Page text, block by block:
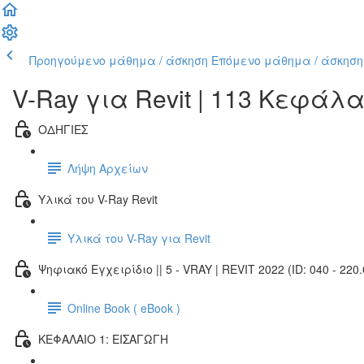
Προηγούμενο μάθημα / άσκηση Επόμενο μάθημα / άσκηση
V-Ray για Revit | 113
ΟΔΗΓΙΕΣ
Λήψη Αρχείων
Υλικά του V-Ray Revit
Υλικά του V-Ray για Revit
Ψηφιακό Εγχειρίδιο || 5 - VRAY | REVIT 2022 (ID: 040 -
Online Book ( eBook )
ΚΕΦΑΛΑΙΟ 1: ΕΙΣΑΓΩΓΗ